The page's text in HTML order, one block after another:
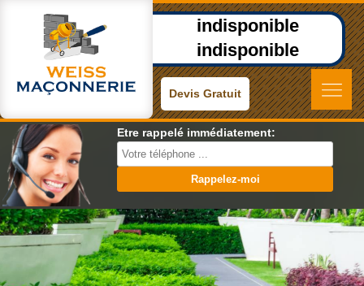
indisponible
indisponible
Devis Gratuit
Etre rappelé immédiatement: